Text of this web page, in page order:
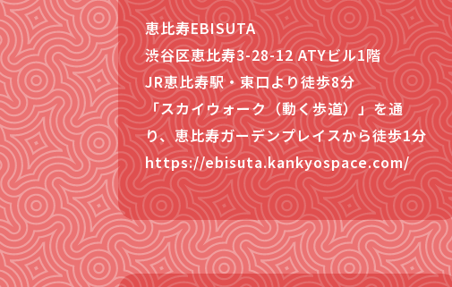
恵比寿EBISUTA
渋谷区恵比寿3-28-12 ATYビル1階
JR恵比寿駅・東口より徒歩8分
「スカイウォーク（動く歩道）」を通
り、恵比寿ガーデンプレイスから徒歩1分
https://ebisuta.kankyospace.com/